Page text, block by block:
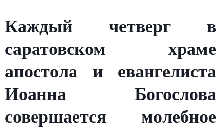
Каждый четверг в
саратовском храме
апостола и евангелиста
Иоанна Богослова
совершается молебное